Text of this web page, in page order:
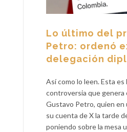
Lo último del
Petro: ordenó
delegación
Así como lo leen. Esta es
controversia que genera
Gustavo Petro, quien en
su cuenta de X la tarde
poniendo sobre la mesa